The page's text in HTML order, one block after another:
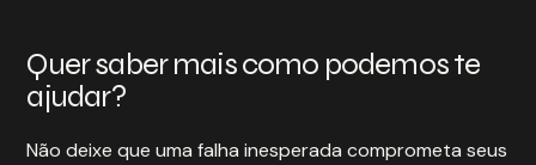
Quer saber mais como podemos te
ajudar?
Não deixe que uma falha inesperada comprometa seus